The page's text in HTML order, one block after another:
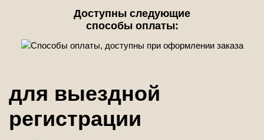
Доступны следующие
способы оплаты:
для выездной
регистрации